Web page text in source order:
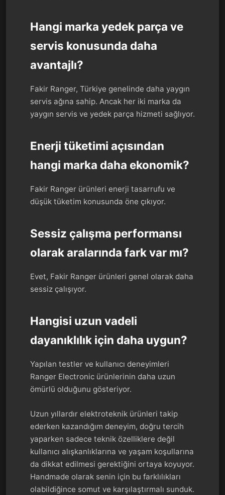
Hangi marka yedek parça ve
servis konusunda daha
avantajlı?
Fakir Ranger, Türkiye genelinde daha yaygın
servis ağına sahip. Ancak her iki marka da
yaygın servis ve yedek parça hizmeti sağlıyor.
Enerji tüketimi açısından
hangi marka daha ekonomik?
Fakir Ranger ürünleri enerji tasarrufu ve
düşük tüketim konusunda öne çıkıyor.
Sessiz çalışma performansı
olarak aralarında fark var mı?
Evet, Fakir Ranger ürünleri genel olarak daha
sessiz çalışıyor.
Hangisi uzun vadeli
dayanıklılık için daha uygun?
Yapılan testler ve kullanıcı deneyimleri
Ranger Electronic ürünlerinin daha uzun
ömürlü olduğunu gösteriyor.
Uzun yıllardır elektroteknik ürünleri takip
ederken kazandığım deneyim, doğru tercih
yaparken sadece teknik özelliklere değil
kullanıcı alışkanlıklarına ve yaşam koşullarına
da dikkat edilmesi gerektiğini ortaya koyuyor.
Handmade olarak senin için bu farklılıkları
olabildiğince somut ve karşılaştırmalı sunduk.